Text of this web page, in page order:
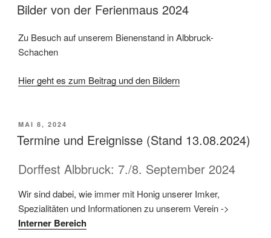
AM
Bilder von der Ferienmaus 2024
Zu Besuch auf unserem Bienen­stand in Alb­bruck-
Schachen
Hier geht es zum Beitrag und den Bildern
VERÖFFENTLICHT
AM
MAI 8, 2024
Termine und Ereignisse (Stand 13.08.2024)
Dorffest Albbruck: 7./8. September 2024
Wir sind dabei, wie immer mit Honig unser­er Imk­er,
Spezial­itäten und Infor­ma­tio­nen zu unserem Vere­in ->
Intern­er Bere­ich